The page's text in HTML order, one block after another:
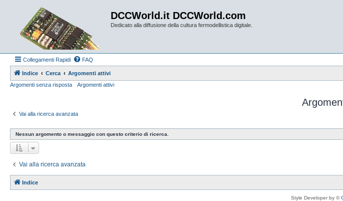
DCCWorld.it DCCWorld.com
Dedicato alla diffusione della cultura fermodellistica digitale.
Collegamenti Rapidi FAQ
Indice Cerca
Argomenti attivi
Argomenti senza risposta
Argomenti attivi
Vai alla ricerca avanzata
Nessun argomento o messaggio con questo criterio di ricerca.
Vai alla ricerca avanzata
Indice
Style Developer by ©